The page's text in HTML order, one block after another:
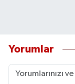
Yorumlar